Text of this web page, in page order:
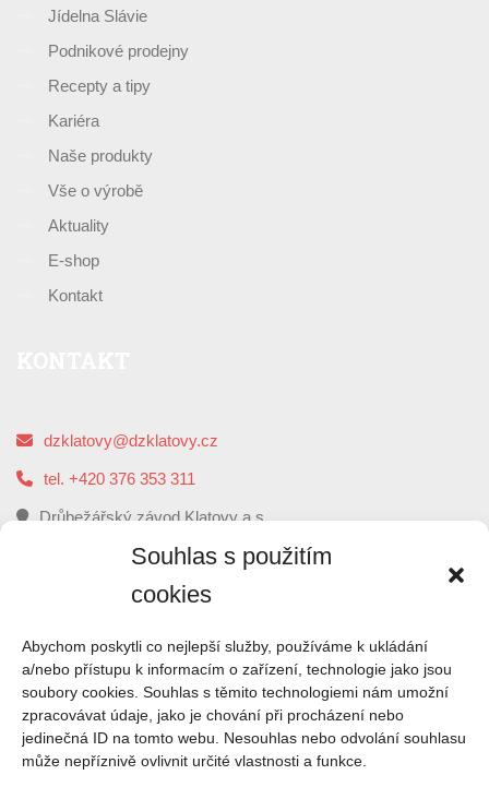
Souhlas s použitím
cookies
Abychom poskytli co nejlepší služby, používáme k ukládání
a/nebo přístupu k informacím o zařízení, technologie jako jsou
soubory cookies. Souhlas s těmito technologiemi nám umožní
zpracovávat údaje, jako je chování při procházení nebo
jedinečná ID na tomto webu. Nesouhlas nebo odvolání souhlasu
může nepříznivě ovlivnit určité vlastnosti a funkce.
Jídelna Slávie
Podnikové prodejny
Recepty a tipy
Kariéra
Naše produkty
Vše o výrobě
Aktuality
E-shop
Kontakt
dzklatovy@dzklatovy.cz
tel. +420 376 353 311
Drůbežářský závod Klatovy a.s.
5. května 112, 339 01 Klatovy
ONÁS
Drůbežářský závod Klatovy je druhým největším
zpracovatelem kuřecího masa a výrobce uzenin z kuřecího
masa v České republice.